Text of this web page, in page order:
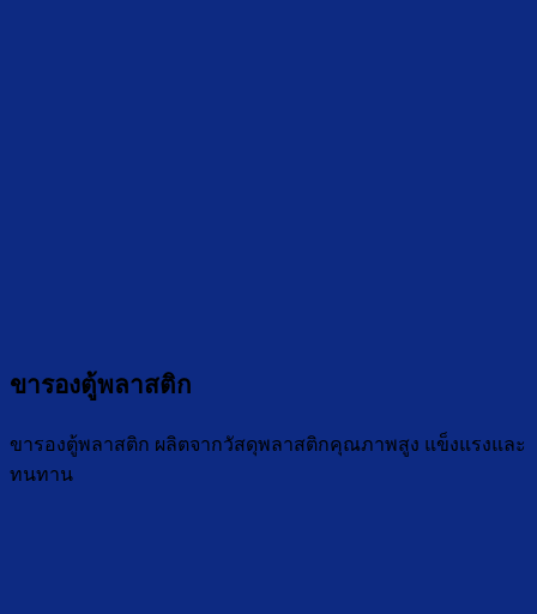
ขารองตู้พลาสติก
ขารองตู้พลาสติก ผลิตจากวัสดุพลาสติกคุณภาพสูง แข็งแรงและ
ทนทาน